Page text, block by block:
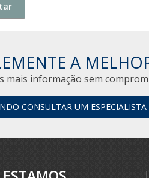
A
mais informação sem
CONSULTAR UM ESPECIALISTA